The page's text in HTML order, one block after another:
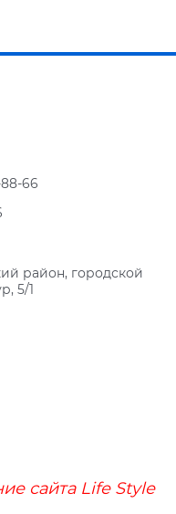
66
район, городской
5/1
сайта Life Style